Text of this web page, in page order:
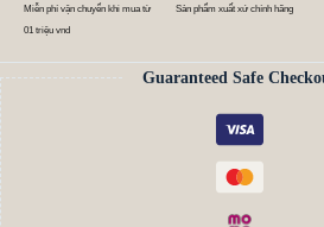
Miễn phí vận chuyển khi mua từ
01 triệu vnd
Sản phẩm xuất xứ chính hãng
Guaranteed Safe